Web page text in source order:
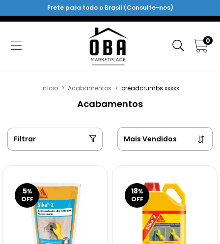
Frete para todo o Brasil (Consulte-nos)
0
Início > Acabamentos > breadcrumbs.xxxxx
Acabamentos
Filtrar
5%
OFF
18%
OFF